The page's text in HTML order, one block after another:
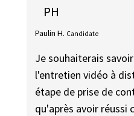
PH
Paulin H. Candidate
Je souhaiterais
l'entretien vidéo à
étape de prise de
qu'après avoir réussi